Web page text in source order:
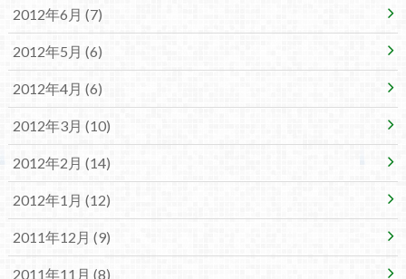
2012年6月 (7)
2012年5月 (6)
2012年4月 (6)
2012年3月 (10)
2012年2月 (14)
2012年1月 (12)
2011年12月 (9)
2011年11月 (8)